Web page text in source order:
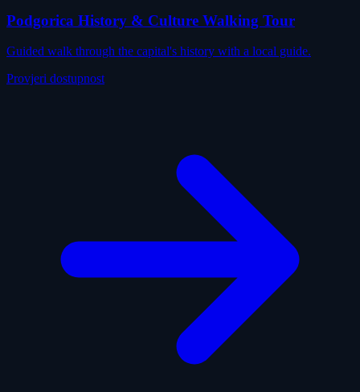
Podgorica History & Culture Walking Tour
Guided walk through the capital's history with a local guide.
Provjeri dostupnost